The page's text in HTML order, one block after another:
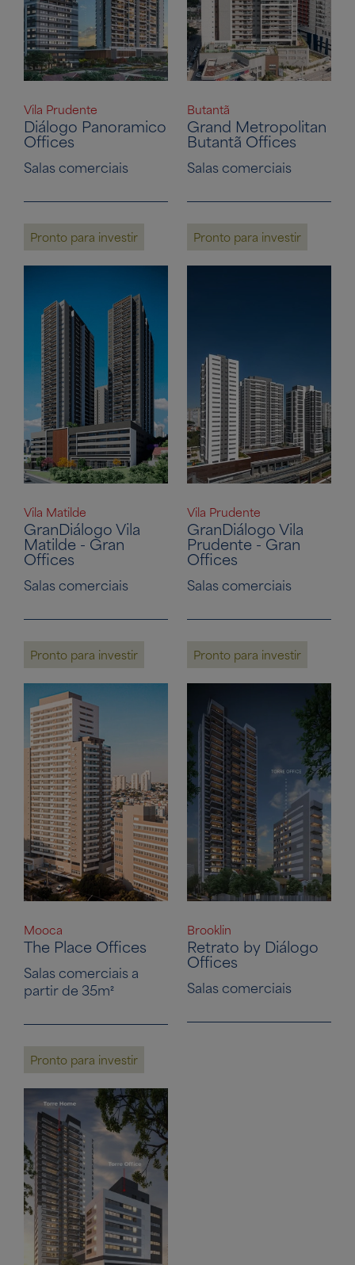
Vila Prudente
Diálogo Panoramico
Offices
Salas comerciais
Butantã
Grand Metropolitan
Butantã Offices
Salas comerciais
Pronto para investir
Vila Matilde
GranDiálogo Vila
Matilde - Gran
Offices
Salas comerciais
Pronto para investir
Vila Prudente
GranDiálogo Vila
Prudente - Gran
Offices
Salas comerciais
Pronto para investir
Mooca
The Place Offices
Salas comerciais a
partir de 35m²
Pronto para investir
Brooklin
Retrato by Diálogo
Offices
Salas comerciais
Pronto para investir